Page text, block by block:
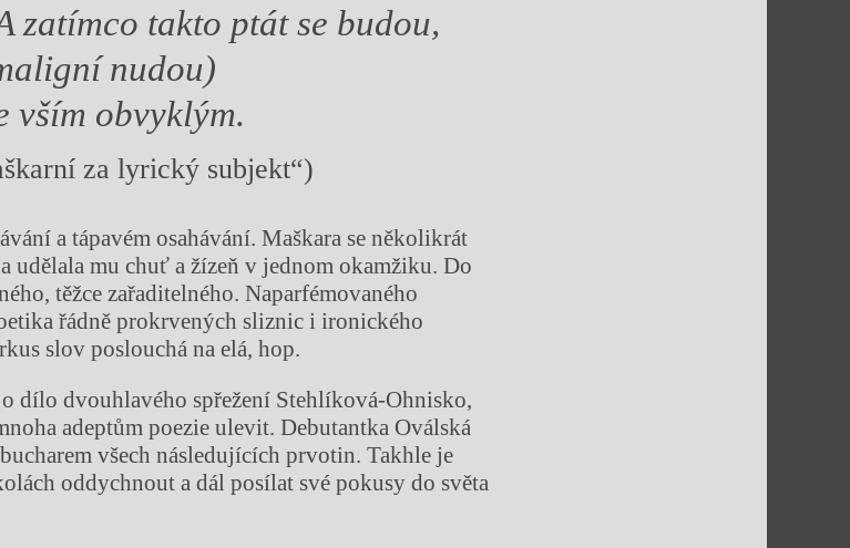
zatímco takto ptát se budou,
nudou)
vším obvyklým.
za lyrický subjekt“)
a tápavém osahávání. Maškara se několikrát
udělala mu chuť a žízeň v jednom okamžiku. Do
těžce zařaditelného. Naparfémovaného
řádně prokrvených sliznic i ironického
slov poslouchá na elá, hop.
dílo dvouhlavého spřežení Stehlíková-Ohnisko,
adeptům poezie ulevit. Debutantka Oválská
všech následujících prvotin. Takhle je
oddychnout a dál posílat své pokusy do světa